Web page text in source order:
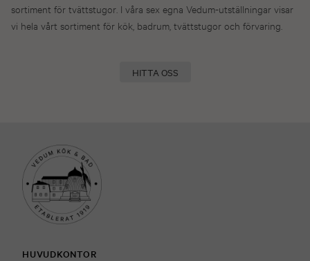
sortiment för tvättstugor. I våra sex egna Vedum-utställningar visar
vi hela vårt sortiment för kök, badrum, tvättstugor och förvaring.
HITTA OSS
HUVUDKONTOR